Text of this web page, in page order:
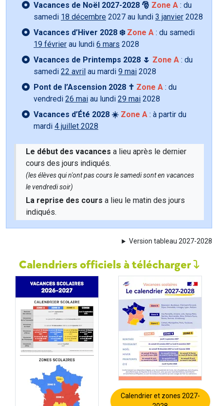
Vacances de Noël 2027-2028 🎅 Zone A : du
samedi 18 décembre 2027 au lundi 3 janvier 2028
Vacances d’Hiver 2028 ❄️ Zone A : du samedi
19 février au lundi 6 mars 2028
Vacances de Printemps 2028 🌷 Zone A : du
samedi 22 avril au mardi 9 mai 2028
Pont de l’Ascension 2028 ✝️ Zone A : du
vendredi 26 mai au lundi 29 mai 2028
Vacances d’Été 2028 ☀️ Zone A : à partir du
mardi 4 juillet 2028
Le début des vacances a lieu après le dernier
cours des jours indiqués.
(les élèves qui n'ont pas cours le samedi sont en vacances
le vendredi soir)
La reprise des cours a lieu le matin des jours
indiqués.
Version tableau 2027-2028
Calendriers officiels à télécharger
Calendrier et zones 2027-